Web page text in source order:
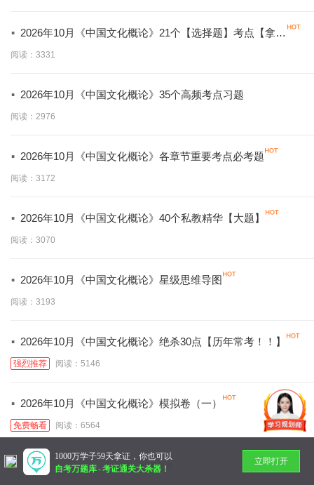
· 2026年10月《中国文化概论》21个【选择题】考点【拿分
必学】
阅读：3331
· 2026年10月《中国文化概论》35个高频考点习题
阅读：2976
· 2026年10月《中国文化概论》各章节重要考点必考题
阅读：3172
· 2026年10月《中国文化概论》40个私教精华【大题】
阅读：3070
· 2026年10月《中国文化概论》星级思维导图
阅读：3193
· 2026年10月《中国文化概论》绝杀30点【历年常考！！】
强烈推荐 阅读：5146
· 2026年10月《中国文化概论》模拟卷（一）
免费畅看 阅读：6564
暂无更多
1000万学子59天拿证，你也可以
自考万题库-考证通关大杀器！
立即打开